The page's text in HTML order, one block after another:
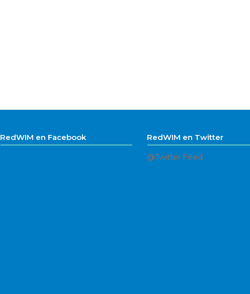
RedWIM en Facebook RedWIM en Twitter
@Twitter Feed